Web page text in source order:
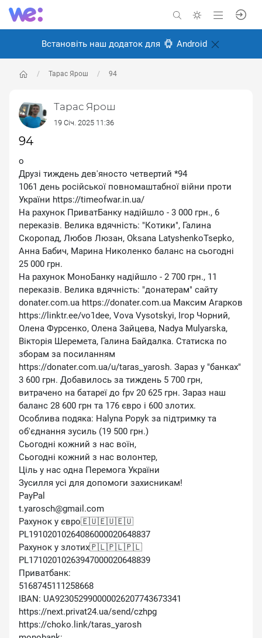
Встановіть наш додаток для Android
Тарас Ярош 94
Тарас Ярош
19 Січ. 2025 11:36
94
о
Друзі тиждень дев'яносто четвертий *94
1061 день російської повномаштабної війни проти
України https://timeofwar.in.ua/
На рахунок ПриватБанку надійшло - 3 000 грн., 6
переказів. Велика вдячність: ″Котики″, Галина
Скоропад, Любов Люзан, Oksana LatyshenkoTsepko,
Анна Бабич, Марина Николенко баланс на сьогодні
25 000 грн.
На рахунок МоноБанку надійшло - 2 700 грн., 11
переказів. Велика вдячність: ″донатерам″ сайту
donater.com.ua https://donater.com.ua Максим Агарков
https://linktr.ee/vo1dee, Vova Vysotskyi, Ігор Чорний,
Олена Фурсенко, Олена Зайцева, Nadya Mulyarska,
Вікторія Шеремета, Галина Байдалка. Статиска по
зборам за посиланням
https://donater.com.ua/u/taras_yarosh. Зараз у ″банках″
3 600 грн. Добавилось за тиждень 5 700 грн,
витрачено на батареї до fpv 20 625 грн. Зараз наш
баланс 28 600 грн та 176 євро і 600 злотих.
Особлива подяка: Halyna Popyk за підтримку та
об'єднання зусиль (19 500 грн.)
Сьогодні кожний з нас воїн,
Сьогодні кожний з нас волонтер,
Ціль у нас одна Перемога України
Зусилля усі для допомоги захисникам!
PayPal
t.yarosch@gmail.com
Рахунок у євро🇪🇺🇪🇺🇪🇺
PL19102010264086000020648837
Рахунок у злотих🇵🇱🇵🇱🇵🇱
PL17102010263947000020648839
Приватбанк:
5168745111258668
IBAN: UA923052990000026207743673341
https://next.privat24.ua/send/czhpg
https://choko.link/taras_yarosh